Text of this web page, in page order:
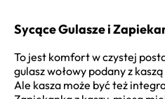
Sycące Gulasze i
To jest komfort w czystej
gulasz wołowy podany z
Ale kasza może być też